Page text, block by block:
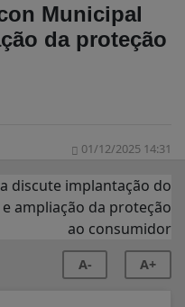
Municipal
da proteção
01/12/2025 14:31
A- A+